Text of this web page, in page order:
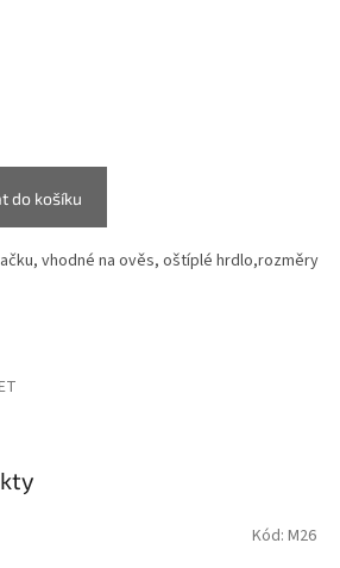
do košíku
vhodné na ověs, oštíplé hrdlo,rozměry
Kód: M26